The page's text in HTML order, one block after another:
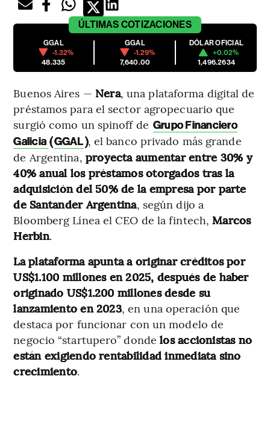
ÚLTIMAS COTIZACIONES
GGAL
-1.32%
48.335
GGAL
-1.29%
7,640.00
DÓLAR OFICIAL
+0.02%
1,496.2634
Buenos Aires — Nera, una plataforma digital de
préstamos para el sector agropecuario que
surgió como un spinoff de Grupo Financiero
Galicia (GGAL), el banco privado más grande
de Argentina, proyecta aumentar entre 30% y
40% anual los préstamos otorgados tras la
adquisición del 50% de la empresa por parte
de Santander Argentina, según dijo a
Bloomberg Línea el CEO de la fintech,Marcos
Herbin.
La plataforma apunta a originar créditos por
US$1.100 millones en 2025, después de haber
originado US$1.200 millones desde su
lanzamiento en 2023, en una operación que
destaca por funcionar con un modelo de
negocio “startupero” dondelos accionistas no
están exigiendo rentabilidad inmediata sino
crecimiento.